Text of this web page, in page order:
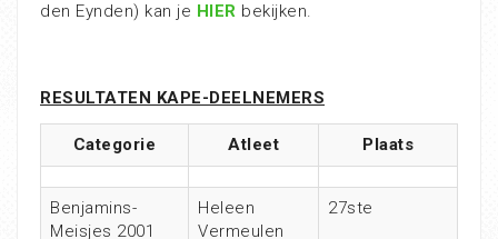
den Eynden) kan je HIER bekijken.
RESULTATEN KAPE-DEELNEMERS
Categorie Atleet Plaats
Benjamins-
Meisjes 2001
Heleen
Vermeulen
27ste